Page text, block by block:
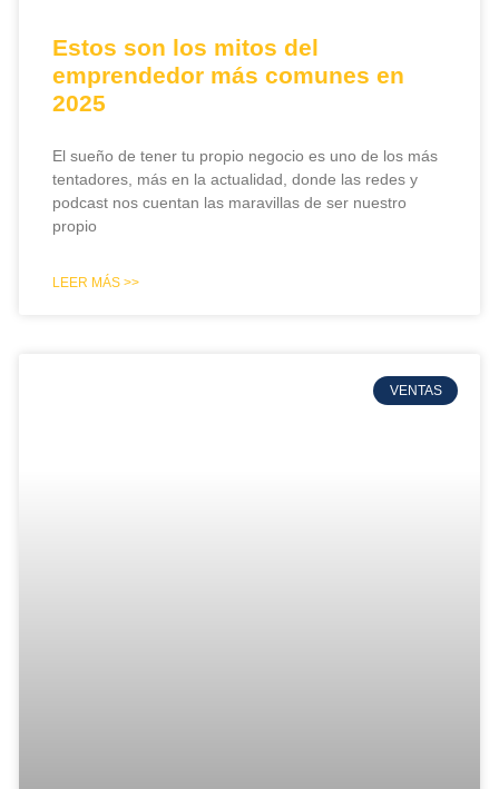
Estos son los mitos del
emprendedor más comunes en
2025
El sueño de tener tu propio negocio es uno de los más
tentadores, más en la actualidad, donde las redes y
podcast nos cuentan las maravillas de ser nuestro
propio
LEER MÁS >>
VENTAS